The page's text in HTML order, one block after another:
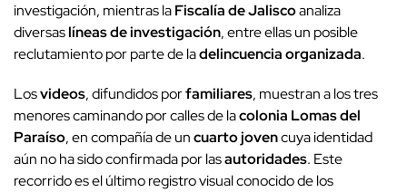
investigación, mientras laFiscalía de Jaliscoanaliza
diversaslíneas de investigación, entre ellas un posible
reclutamiento por parte de ladelincuencia organizada.
Losvideos, difundidos porfamiliares, muestran a los tres
menores caminando por calles de lacolonia Lomas del
Paraíso, en compañía de uncuarto jovencuya identidad
aún no ha sido confirmada por lasautoridades. Este
recorrido es el último registro visual conocido de los